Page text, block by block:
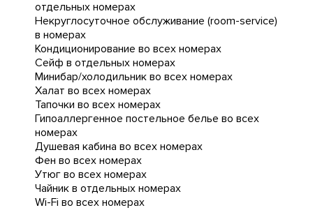
отдельных номерах
Некруглосуточное обслуживание (room-service)
в номерах
Кондиционирование во всех номерах
Сейф в отдельных номерах
Минибар/холодильник во всех номерах
Халат во всех номерах
Тапочки во всех номерах
Гипоаллергенное постельное белье во всех
номерах
Душевая кабина во всех номерах
Фен во всех номерах
Утюг во всех номерах
Чайник в отдельных номерах
Wi-Fi во всех номерах